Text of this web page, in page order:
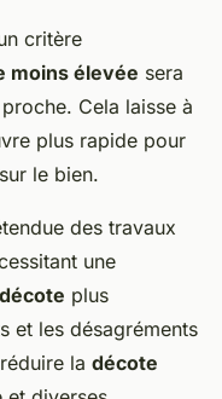
critère
moins élevée sera
Cela laisse à
plus rapide pour
le bien.
des travaux
une
décote plus
et les désagréments
la décote